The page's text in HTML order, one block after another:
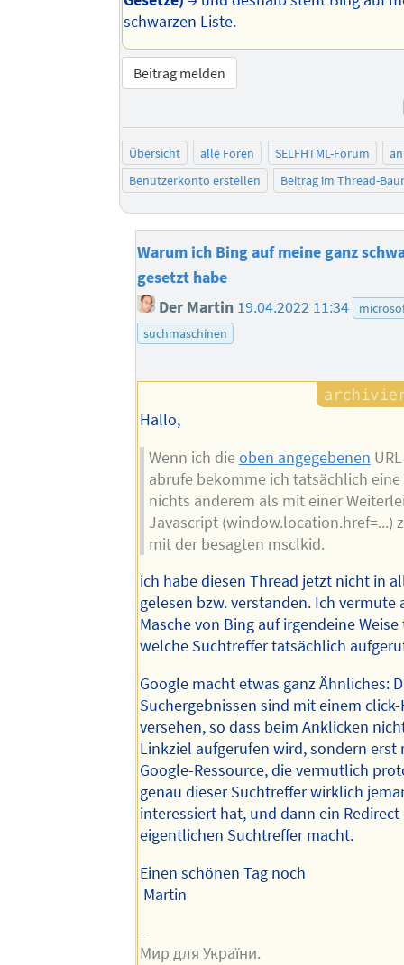
schwarzen Liste.
Beitrag melden
Übersicht alle Foren SELFHTML-Forum
Benutzerkonto erstellen
Beitrag im Thread-
Warum ich Bing auf meine ganz
gesetzt habe
Der Martin 19.04.2022 11:34
suchmaschinen
Hallo,
Wenn ich dieoben angegebenen
abrufe bekomme ich tatsächlich eine
nichts anderem als mit einer
Javascript (window.location.href=...)
mit der besagten msclkid.
ich habe diesen Thread jetzt nicht in
gelesen bzw. verstanden. Ich vermute
Masche von Bing auf irgendeine
welche Suchtreffer tatsächlich
Google macht etwas ganz Ähnliches:
Suchergebnissen sind mit einem
versehen, so dass beim Anklicken
Linkziel aufgerufen wird, sondern erst
Google-Ressource, die vermutlich
genau dieser Suchtreffer wirklich
interessiert hat, und dann ein Redirect
eigentlichen Suchtreffer macht.
Einen schönen Tag noch
Martin
--
Мир для України.